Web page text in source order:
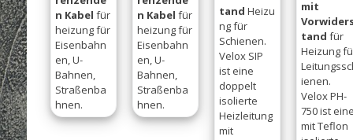
n Kabel für
heizung für
Eisenbahn
en, U-
Bahnen,
Straßenba
hnen.
n Kabel für
heizung für
Eisenbahn
en, U-
Bahnen,
Straßenba
hnen.
tandHeizu
ng für
Schienen.
Velox SIP
ist eine
doppelt
isolierte
Heizleitung
mit
mit
tand für
Heizung
ienen.
Velox PH-
750 ist
mit Teflon